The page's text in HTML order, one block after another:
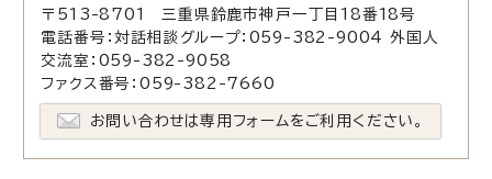
〒513-8701 三重県鈴鹿市神戸一丁目18番18号
電話番号：対話相談グループ：059-382-9004 外国人
交流室：059-382-9058
ファクス番号：059-382-7660
お問い合わせは専用フォームをご利用ください。